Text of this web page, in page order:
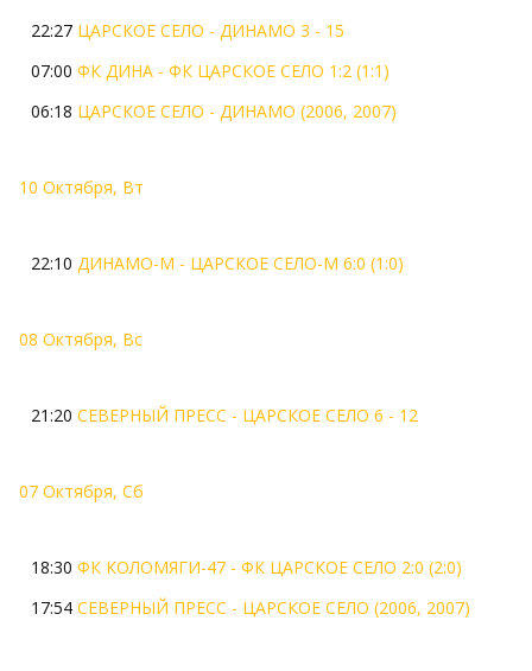
22:27 ЦАРСКОЕ СЕЛО - ДИНАМО 3 - 15
07:00 ФК ДИНА - ФК ЦАРСКОЕ СЕЛО 1:2 (1:1)
06:18 ЦАРСКОЕ СЕЛО - ДИНАМО (2006, 2007)
10 Октября, Вт
22:10 ДИНАМО-М - ЦАРСКОЕ СЕЛО-М 6:0 (1:0)
08 Октября, Вс
21:20 СЕВЕРНЫЙ ПРЕСС - ЦАРСКОЕ СЕЛО 6 - 12
07 Октября, Сб
18:30 ФК КОЛОМЯГИ-47 - ФК ЦАРСКОЕ СЕЛО 2:0 (2:0)
17:54 СЕВЕРНЫЙ ПРЕСС - ЦАРСКОЕ СЕЛО (2006, 2007)